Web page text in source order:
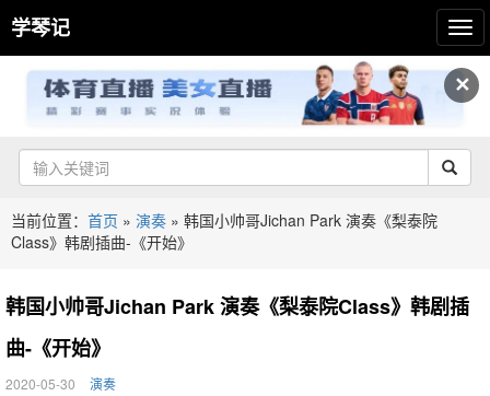
✕
学琴记
当前位置： 首页 » 演奏 » 韩国小帅哥Jichan Park 演奏《梨泰院
Class》韩剧插曲-《开始》
韩国小帅哥Jichan Park 演奏《梨泰院Class》韩剧插
曲-《开始》
2020-05-30 演奏